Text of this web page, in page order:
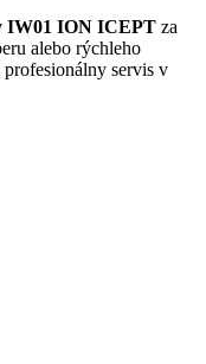
IW01 ION ICEPT za
alebo rýchleho
servis v